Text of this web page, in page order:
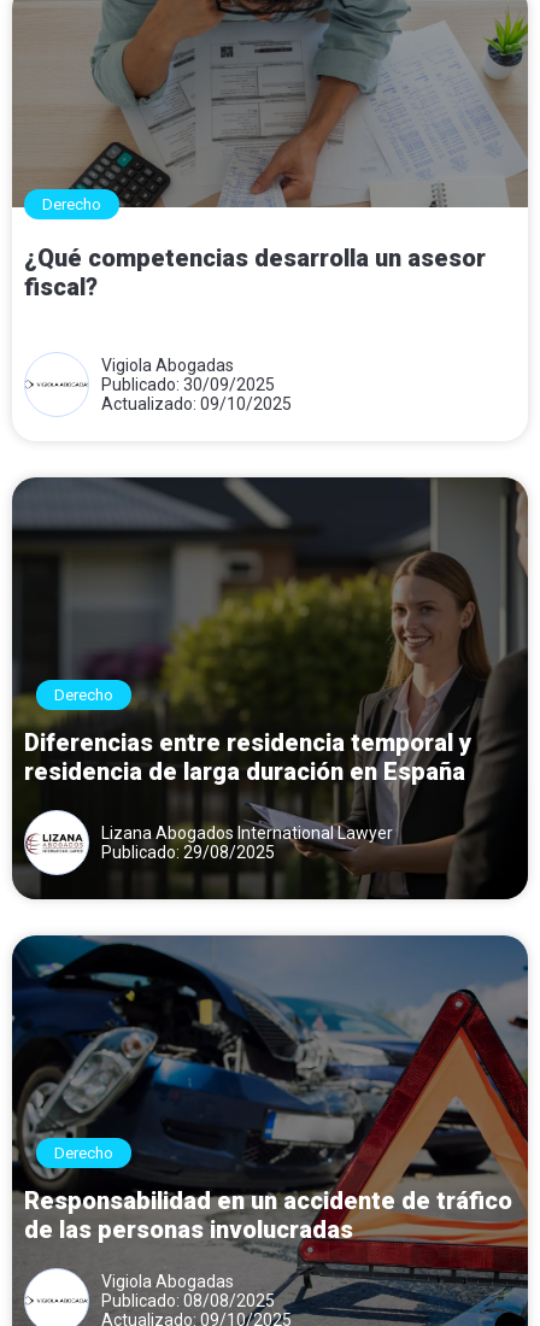
Derecho
¿Qué competencias desarrolla un asesor
fiscal?
Vigiola Abogadas
Publicado: 30/09/2025
Actualizado: 09/10/2025
Derecho
Diferencias entre residencia temporal y
residencia de larga duración en España
Lizana Abogados International Lawyer
Publicado: 29/08/2025
Derecho
Responsabilidad en un accidente de tráfico
de las personas involucradas
Vigiola Abogadas
Publicado: 08/08/2025
Actualizado: 09/10/2025